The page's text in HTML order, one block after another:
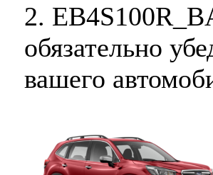
2.
обязательно
вашего